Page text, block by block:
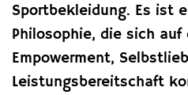
Sportbekleidung. Es ist
Philosophie, die sich auf
Empowerment,
Leistungsbereitschaft